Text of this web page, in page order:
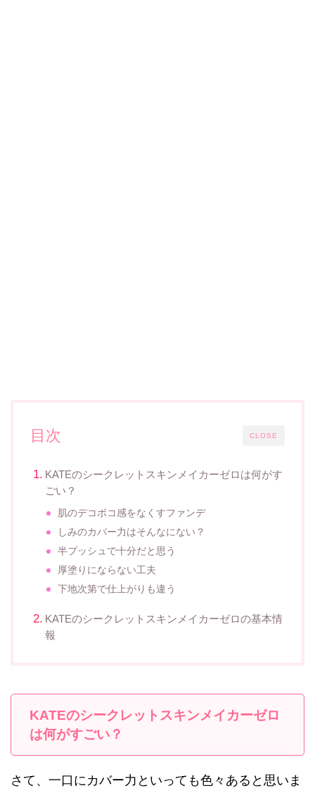
CLOSE
目次
KATEのシークレットスキンメイカーゼロは何がす
ごい？
肌のデコボコ感をなくすファンデ
しみのカバー力はそんなにない？
半プッシュで十分だと思う
厚塗りにならない工夫
下地次第で仕上がりも違う
KATEのシークレットスキンメイカーゼロの基本情
報
KATEのシークレットスキンメイカーゼロ
は何がすごい？
さて、一口にカバー力といっても色々あると思いま